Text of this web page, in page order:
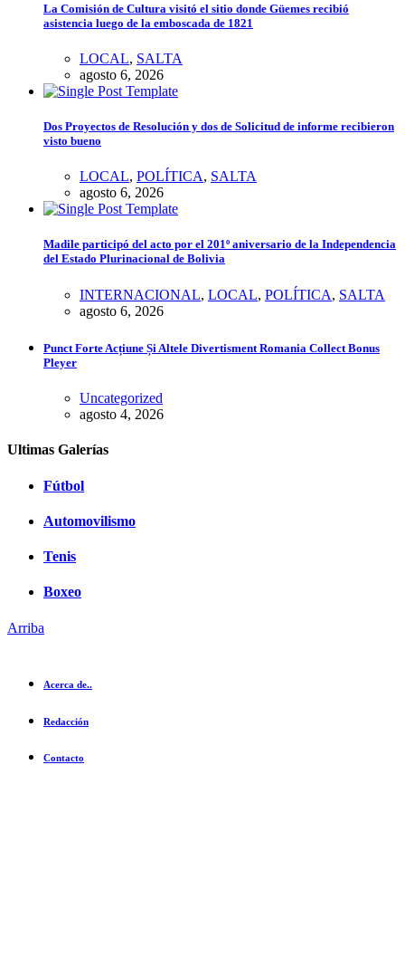
La Comisión de Cultura visitó el sitio donde Güemes recibió
asistencia luego de la emboscada de 1821
LOCAL, SALTA
agosto 6, 2026
Dos Proyectos de Resolución y dos de Solicitud de informe recibieron
visto bueno
LOCAL, POLÍTICA, SALTA
agosto 6, 2026
Madile participó del acto por el 201º aniversario de la Independencia
del Estado Plurinacional de Bolivia
INTERNACIONAL, LOCAL, POLÍTICA, SALTA
agosto 6, 2026
Punct Forte Acțiune Și Altele Divertisment Romania Collect Bonus
Pleyer
Uncategorized
agosto 4, 2026
Ultimas Galerías
Fútbol
Automovilismo
Tenis
Boxeo
Arriba
Acerca de..
Redacción
Contacto